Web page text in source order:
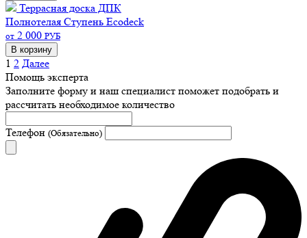
Террасная доска ДПК
Полнотелая Ступень Ecodeck
от 2 000 РУБ
В корзину
1 2 Далее
Помощь эксперта
Заполните форму и наш специалист поможет подобрать и
рассчитать необходимое количество
Телефон (Обязательно)